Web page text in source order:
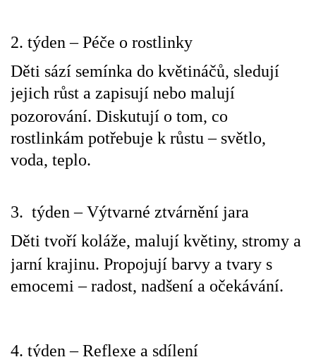
TÝDENNÍ PLÁNY
SMYSLOVÁ AKTIVITA
MONTESSORI AKTIVITA
KALENDÁŘ PRO DĚTI
STÁTNÍ SVÁTKY
20.10. DEN STROMŮ
2. týden – Péče o rostlinky
Děti sází semínka do květináčů, sledují
jejich růst a zapisují nebo malují
pozorování. Diskutují o tom, co
rostlinkám potřebuje k růstu – světlo,
voda, teplo.
3. týden – Výtvarné ztvárnění jara
Děti tvoří koláže, malují květiny, stromy a
jarní krajinu. Propojují barvy a tvary s
emocemi – radost, nadšení a očekávání.
4. týden – Reflexe a sdílení